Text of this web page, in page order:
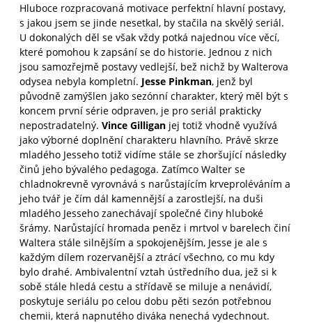
Hluboce rozpracovaná motivace perfektní hlavní postavy,
s jakou jsem se jinde nesetkal, by stačila na skvělý seriál.
U dokonalých děl se však vždy potká najednou více věcí,
které pomohou k zapsání se do historie. Jednou z nich
jsou samozřejmě postavy vedlejší, bež nichž by Walterova
odysea nebyla kompletní. Jesse Pinkman, jenž byl
původně zamýšlen jako sezónní charakter, který měl být s
koncem první série odpraven, je pro seriál prakticky
nepostradatelný. Vince Gilligan jej totiž vhodně využívá
jako výborné doplnění charakteru hlavního. Právě skrze
mladého Jesseho totiž vidíme stále se zhoršující následky
činů jeho bývalého pedagoga. Zatímco Walter se
chladnokrevně vyrovnává s narůstajícím krveproléváním a
jeho tvář je čím dál kamennější a zarostlejší, na duši
mladého Jesseho zanechávají společné činy hluboké
šrámy. Narůstající hromada peněz i mrtvol v barelech činí
Waltera stále silnějším a spokojenějším, Jesse je ale s
každým dílem rozervanější a ztrácí všechno, co mu kdy
bylo drahé. Ambivalentní vztah ústředního dua, jež si k
sobě stále hledá cestu a střídavě se miluje a nenávidí,
poskytuje seriálu po celou dobu pěti sezón potřebnou
chemii, která napnutého diváka nenechá vydechnout.